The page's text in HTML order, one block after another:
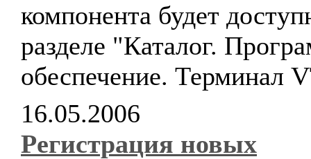
компонента будет
разделе "Каталог.
обеспечение. Терминал
16.05.2006
Регистрация новых